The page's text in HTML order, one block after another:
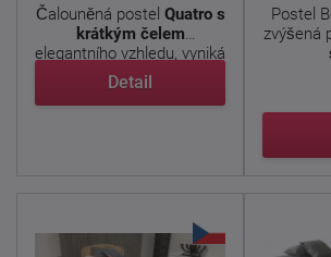
Čalouněná postel Quatro s
krátkým čelem
elegantního vzhledu, vyniká
...
Detail
Postel
zvýšená